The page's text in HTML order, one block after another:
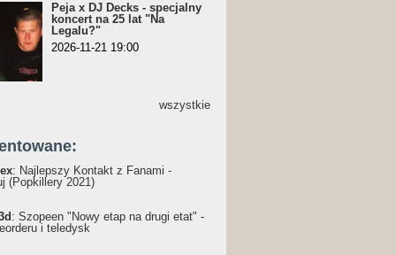
Peja x DJ Decks - specjalny
koncert na 25 lat "Na
Legalu?"
2026-11-21 19:00
wszystkie
: Najlepszy Kontakt z Fanami -
(Popkillery 2021)
: Szopeen "Nowy etap na drugi etat" -
i teledysk